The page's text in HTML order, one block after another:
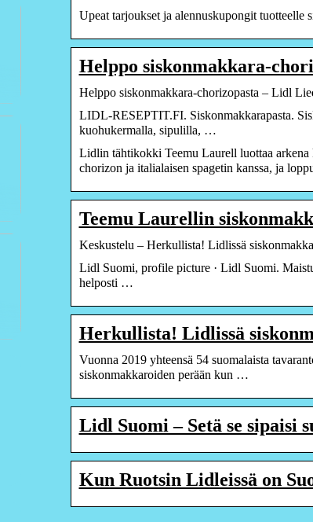
Upeat tarjoukset ja alennuskupongit tuotteelle
Helppo siskonmakkara-
Helppo siskonmakkara-chorizopasta – Lidl
LIDL-RESEPTIT.FI. Siskonmakkarapasta.
kuohukermalla, sipulilla, …
Lidlin tähtikokki Teemu Laurell luottaa arkena
chorizon ja italialaisen spagetin kanssa, ja
Teemu Laurellin
Keskustelu – Herkullista! Lidlissä
Lidl Suomi, profile picture · Lidl Suomi.
helposti …
Herkullista! Lidlissä
Vuonna 2019 yhteensä 54 suomalaista
siskonmakkaroiden perään kun …
Lidl Suomi – Setä se sipaisi
Kun Ruotsin Lidleissä on